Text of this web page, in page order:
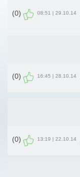
29.10.14 | 08:51
(0)
28.10.14 | 16:45
(0)
22.10.14 | 13:19
(0)